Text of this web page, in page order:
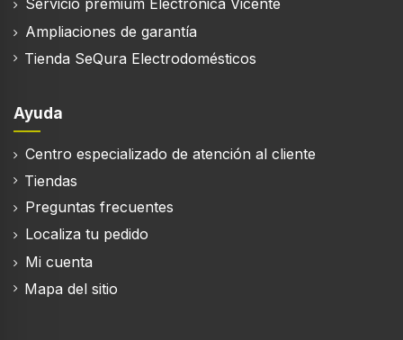
Luz interior de la nevera
Tipo de lámpara
LED
Antiescarcha (nevera)
Sistema multi-flujo de aire (nevera)
Frigorífico, número de compartimentos
4
Servicio premium Electrónica Vicente
Ampliaciones de garantía
Tienda SeQura Electrodomésticos
Ayuda
Centro especializado de atención al cliente
Tiendas
Preguntas frecuentes
Localiza tu pedido
Mi cuenta
Mapa del sitio